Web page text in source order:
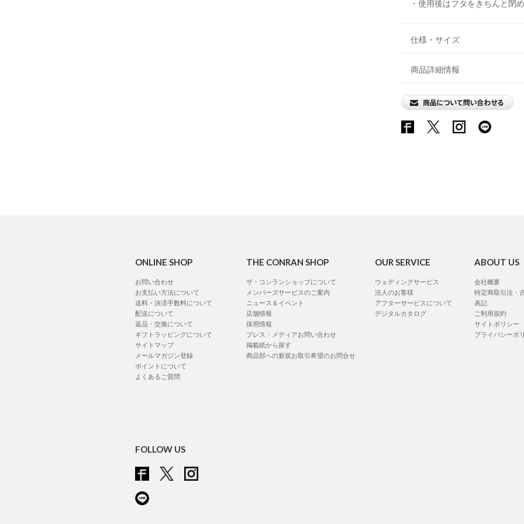
・使用後はフタをきちんと閉
仕様・サイズ
商品詳細情報
ONLINE SHOP
お問い合わせ
お支払い方法について
送料・決済手数料について
配送について
返品・交換について
ギフトラッピングについて
サイトマップ
メールマガジン登録
ポイントについて
よくあるご質問
THE CONRAN SHOP
ザ・コンランショップについて
メンバーズサービスのご案内
ニュース＆イベント
店舗情報
採用情報
プレス・メディアお問い合わせ
掲載紙から探す
商品部への新規お取引希望のお問合せ
OUR SERVICE
ウェディングサービス
法人のお客様
アフターサービスについて
デジタルカタログ
ABOUT US
会社概要
特定商取引法・
表記
ご利用規約
サイトポリシー
プライバシーポ
FOLLOW US